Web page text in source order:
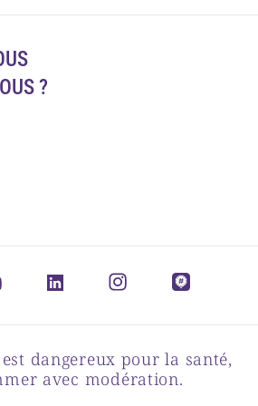
?
dangereux pour la santé,
avec modération.